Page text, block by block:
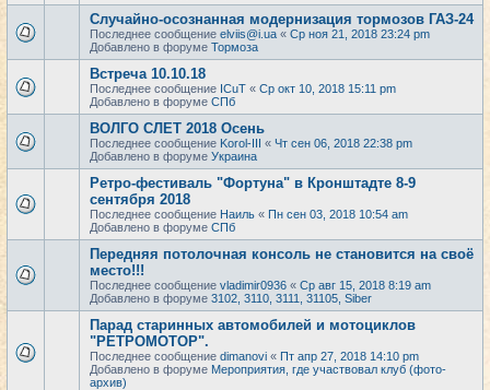
Случайно-осознанная модернизация тормозов ГАЗ-24
Последнее сообщение elviis@i.ua « Ср ноя 21, 2018 23:24 pm
Добавлено в форуме Тормоза
Встреча 10.10.18
Последнее сообщение ICuT « Ср окт 10, 2018 15:11 pm
Добавлено в форуме СПб
ВОЛГО СЛЕТ 2018 Осень
Последнее сообщение Korol-III « Чт сен 06, 2018 22:38 pm
Добавлено в форуме Украина
Ретро-фестиваль "Фортуна" в Кронштадте 8-9
сентября 2018
Последнее сообщение Наиль « Пн сен 03, 2018 10:54 am
Добавлено в форуме СПб
Передняя потолочная консоль не становится на своё
место!!!
Последнее сообщение vladimir0936 « Ср авг 15, 2018 8:19 am
Добавлено в форуме 3102, 3110, 3111, 31105, Siber
Парад старинных автомобилей и мотоциклов
"РЕТРОМОТОР".
Последнее сообщение dimanovi « Пт апр 27, 2018 14:10 pm
Добавлено в форуме Мероприятия, где участвовал клуб (фото-
архив)